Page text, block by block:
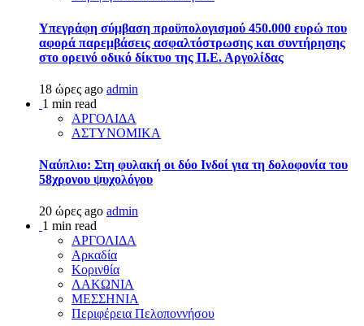
Υπεγράφη σύμβαση προϋπολογισμού 450.000 ευρώ που
αφορά παρεμβάσεις ασφαλτόστρωσης και συντήρησης
στο ορεινό οδικό δίκτυο της Π.Ε. Αργολίδας
18 ώρες ago admin
1 min read
ΑΡΓΟΛΙΔΑ
ΑΣΤΥΝΟΜΙΚΑ
Ναύπλιο: Στη φυλακή οι δύο Ινδοί για τη δολοφονία του
58χρονου ψυχολόγου
20 ώρες ago admin
1 min read
ΑΡΓΟΛΙΔΑ
Αρκαδία
Κορινθία
ΛΑΚΩΝΙΑ
ΜΕΣΣΗΝΙΑ
Περιφέρεια Πελοποννήσου